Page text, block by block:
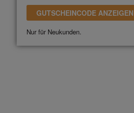
GUTSCHEINCODE ANZEIGEN
Nur für Neukunden.